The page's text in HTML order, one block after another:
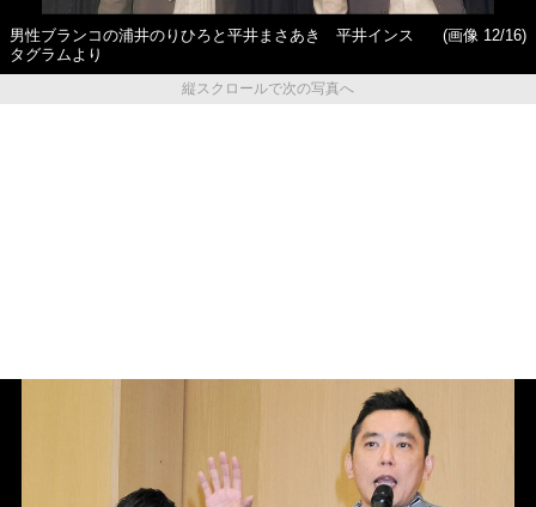
男性ブランコの浦井のりひろと平井まさあき 平井インス
タグラムより
(画像 12/16)
縦スクロールで次の写真へ